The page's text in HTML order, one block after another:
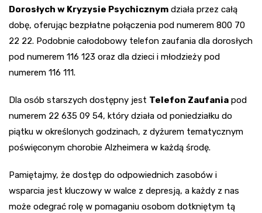
Dorosłych w Kryzysie Psychicznym działa przez całą
dobę, oferując bezpłatne połączenia pod numerem 800 70
22 22. Podobnie całodobowy telefon zaufania dla dorosłych
pod numerem 116 123 oraz dla dzieci i młodzieży pod
numerem 116 111.
Dla osób starszych dostępny jest Telefon Zaufania pod
numerem 22 635 09 54, który działa od poniedziałku do
piątku w określonych godzinach, z dyżurem tematycznym
poświęconym chorobie Alzheimera w każdą środę.
Pamiętajmy, że dostęp do odpowiednich zasobów i
wsparcia jest kluczowy w walce z depresją, a każdy z nas
może odegrać rolę w pomaganiu osobom dotkniętym tą